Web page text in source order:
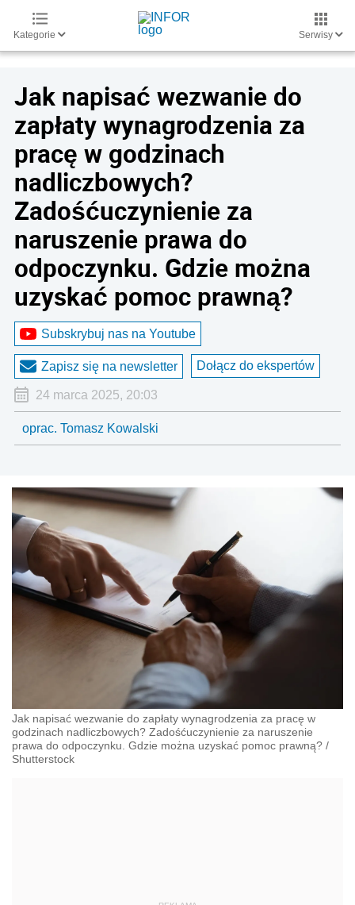
Kategorie Serwisy
Jak napisać wezwanie do
zapłaty wynagrodzenia za
pracę w godzinach
nadliczbowych?
Zadośćuczynienie za
naruszenie prawa do
odpoczynku. Gdzie można
uzyskać pomoc prawną?
Subskrybuj nas na Youtube
Zapisz się na newsletter Dołącz do ekspertów
24 marca 2025, 20:03
oprac. Tomasz Kowalski
Jak napisać wezwanie do zapłaty wynagrodzenia za pracę w
godzinach nadliczbowych? Zadośćuczynienie za naruszenie
prawa do odpoczynku. Gdzie można uzyskać pomoc prawną? /
Shutterstock